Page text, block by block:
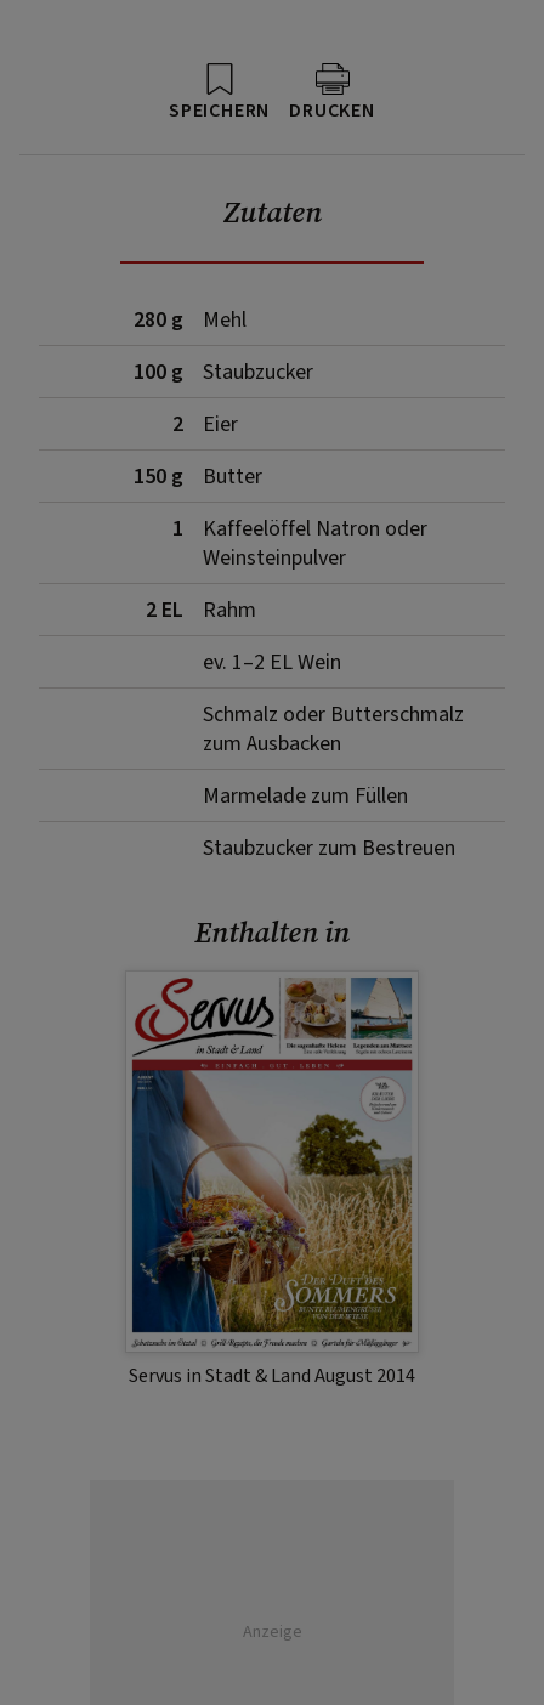
SPEICHERN DRUCKEN
Zutaten
280 g
Mehl
100 g
Staubzucker
2
Eier
150 g
Butter
1
Kaffeelöffel Natron oder
Weinsteinpulver
2 EL
Rahm
ev. 1–2 EL Wein
Schmalz oder Butterschmalz
zum Ausbacken
Marmelade zum Füllen
Staubzucker zum Bestreuen
Enthalten in
Servus in Stadt & Land August 2014
Anzeige